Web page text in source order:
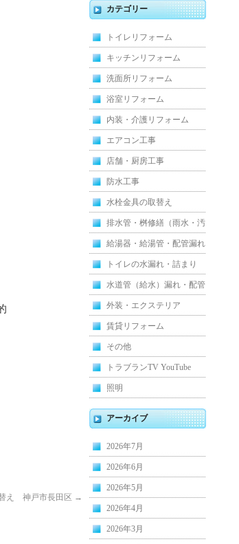
え 神戸市長田区 →
し、扉新設で動線を整えた
全面改修
カテゴリー
トイレリフォーム
キッチンリフォーム
洗面所リフォーム
浴室リフォーム
内装・介護リフォーム
エアコン工事
店舗・厨房工事
防水工事
水栓金具の取替え
排水管・桝修繕（雨水・汚
水）
給湯器・給湯管・配管漏れ
トイレの水漏れ・詰まり
水道管（給水）漏れ・配管
外装・エクステリア
賃貸リフォーム
その他
トラブランTV YouTube
照明
アーカイブ
2026年7月
2026年6月
2026年5月
2026年4月
2026年3月